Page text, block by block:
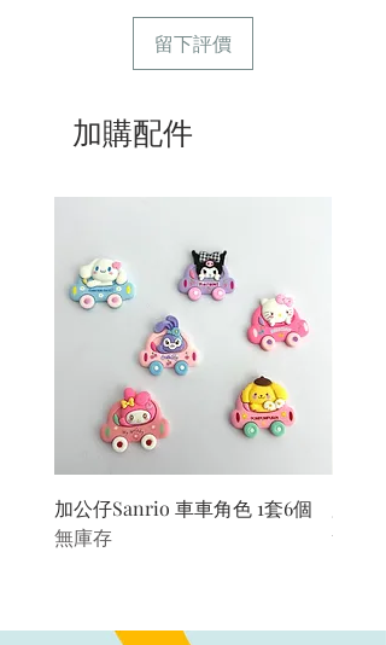
留下評價
加購配件
加公仔Sanrio 車車角色 1套6個
無庫存
無庫存